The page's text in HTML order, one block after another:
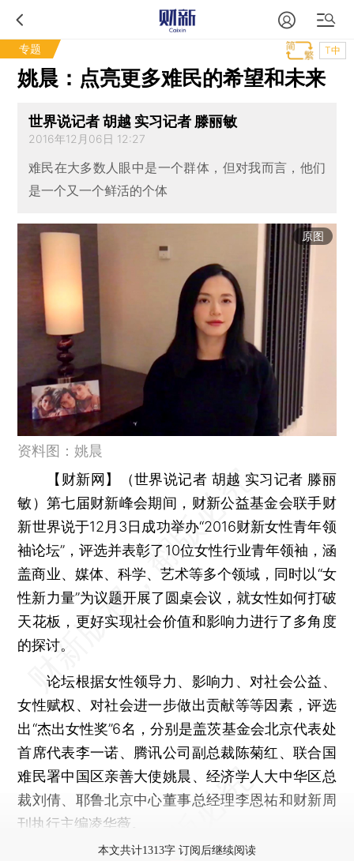
专题 T中
姚晨：点亮更多难民的希望和未来
世界说记者 胡越 实习记者 滕丽敏
2016年12月06日 12:27
难民在大多数人眼中是一个群体，但对我而言，他们
是一个又一个鲜活的个体
原图
资料图：姚晨
【财新网】（世界说记者 胡越 实习记者 滕丽
敏）第七届财新峰会期间，财新公益基金会联手财
新世界说于12月3日成功举办“2016财新女性青年领
袖论坛”，评选并表彰了10位女性行业青年领袖，涵
盖商业、媒体、科学、艺术等多个领域，同时以“女
性新力量”为议题开展了圆桌会议，就女性如何打破
天花板，更好实现社会价值和影响力进行了多角度
的探讨。
论坛根据女性领导力、影响力、对社会公益、
女性赋权、对社会进一步做出贡献等等因素，评选
出“杰出女性奖”6名，分别是盖茨基金会北京代表处
首席代表李一诺、腾讯公司副总裁陈菊红、联合国
难民署中国区亲善大使姚晨、经济学人大中华区总
裁刘倩、耶鲁北京中心董事总经理李恩祐和财新周
刊执行主编凌华薇。
本文共计1313字 订阅后继续阅读